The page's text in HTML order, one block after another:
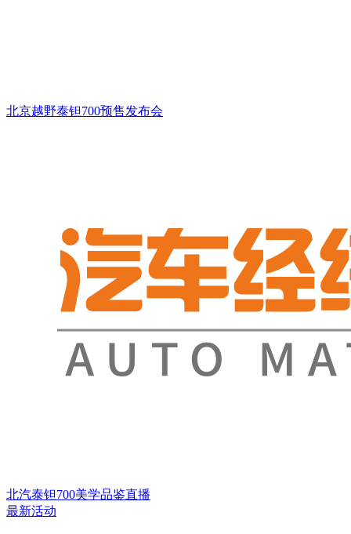
北京越野泰钽700预售发布会
北汽泰钽700美学品鉴直播
最新活动